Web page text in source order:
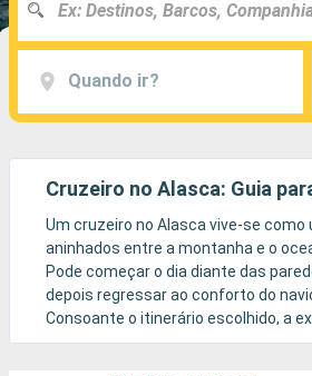
Quando ir?
Cruzeiro no Alasca: Guia
Um cruzeiro no Alasca vive-se
aninhados entre a montanha e o
Pode começar o dia diante das
depois regressar ao conforto do
Consoante o itinerário escolhido, a
requintada, a bordo de um navio